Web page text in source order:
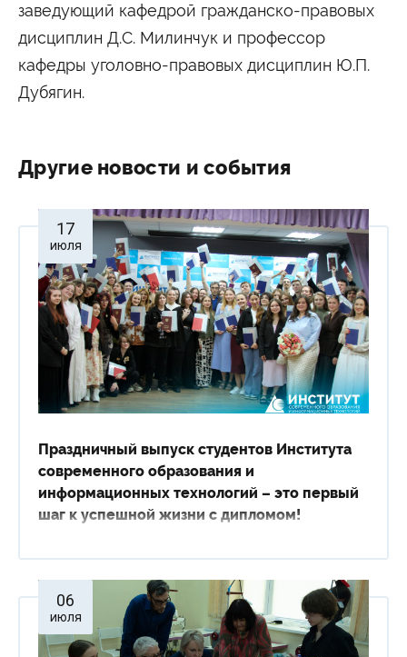
заведующий кафедрой гражданско-правовых
дисциплин Д.С. Милинчук и профессор
кафедры уголовно-правовых дисциплин Ю.П.
Дубягин.
Другие новости и события
17
июля
Праздничный выпуск студентов Института
современного образования и
информационных технологий – это первый
шаг к успешной жизни с дипломом!
06
июля